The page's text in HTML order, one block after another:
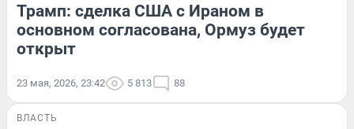
Трамп: сделка США с Ираном в
основном согласована, Ормуз будет
открыт
23 мая, 2026, 23:42 5 813 88
ВЛАСТЬ